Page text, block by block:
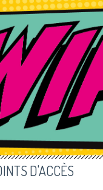
D'ACCÈS